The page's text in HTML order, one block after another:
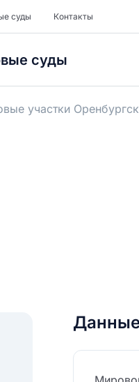
суды Контакты
суды
участки